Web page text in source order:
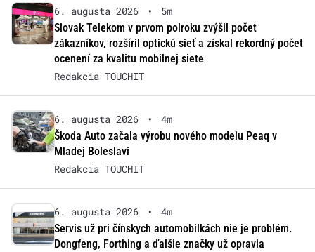
6. augusta 2026 •
5m
Slovak Telekom v prvom polroku zvýšil počet
zákazníkov, rozšíril optickú sieť a získal rekordný počet
ocenení za kvalitu mobilnej siete
Redakcia TOUCHIT
6. augusta 2026 •
4m
Škoda Auto začala výrobu nového modelu Peaq v
Mladej Boleslavi
Redakcia TOUCHIT
6. augusta 2026 •
4m
Servis už pri čínskych automobilkách nie je problém.
Dongfeng, Forthing a ďalšie značky už opravia